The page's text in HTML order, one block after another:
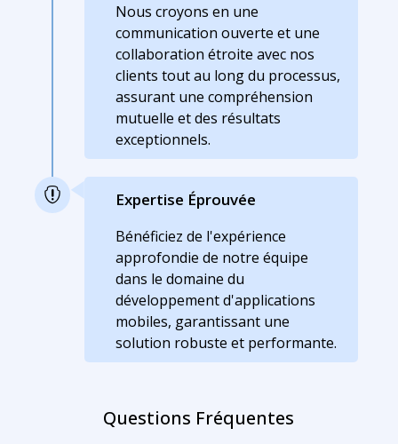
Nous croyons en une
communication ouverte et une
collaboration étroite avec nos
clients tout au long du processus,
assurant une compréhension
mutuelle et des résultats
exceptionnels.
Expertise Éprouvée
Bénéficiez de l'expérience
approfondie de notre équipe
dans le domaine du
développement d'applications
mobiles, garantissant une
solution robuste et performante.

Questions Fréquentes